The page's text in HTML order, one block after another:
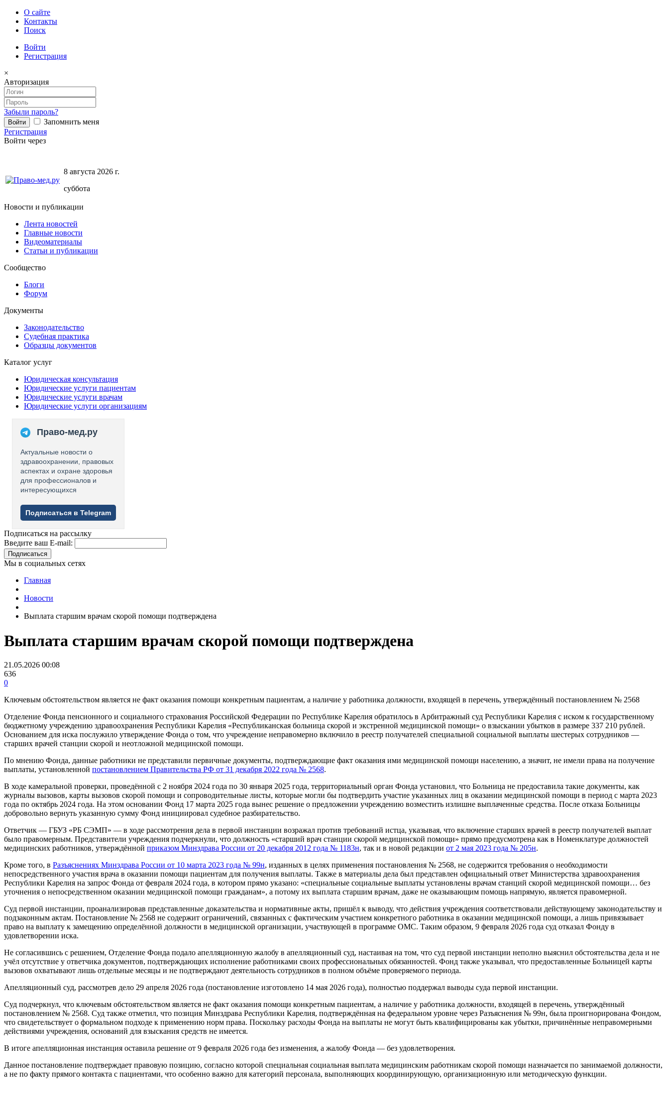
О сайте
Контакты
Поиск
Войти
Регистрация
×
Авторизация
Забыли пароль?
Запомнить меня
Регистрация
Войти через
8 августа 2026 г.
суббота
Новости и публикации
Лента новостей
Главные новости
Видеоматериалы
Статьи и публикации
Сообщество
Блоги
Форум
Документы
Законодательство
Судебная практика
Образцы документов
Каталог услуг
Юридическая консультация
Юридические услуги пациентам
Юридические услуги врачам
Юридические услуги организациям
Право-мед.ру
Актуальные новости о
здравоохранении, правовых
аспектах и охране здоровья
для профессионалов и
интересующихся
Подписаться в Telegram
Подписаться на рассылку
Введите ваш E-mail:
Подписаться
Мы в социальных сетях
Главная
Новости
Выплата старшим врачам скорой помощи подтверждена
Выплата старшим врачам скорой помощи подтверждена
21.05.2026 00:08
636
0
Ключевым обстоятельством является не факт оказания помощи конкретным пациентам, а наличие у работника должности, входящей в перечень, утверждённый постановлением № 2568
Отделение Фонда пенсионного и социального страхования Российской Федерации по Республике Карелия обратилось в Арбитражный суд Республики Карелия с иском к государственному
бюджетному учреждению здравоохранения Республики Карелия «Республиканская больница скорой и экстренной медицинской помощи» о взыскании убытков в размере 337 210 рублей.
Основанием для иска послужило утверждение Фонда о том, что учреждение неправомерно включило в реестр получателей специальной социальной выплаты шестерых сотрудников —
старших врачей станции скорой и неотложной медицинской помощи.
По мнению Фонда, данные работники не представили первичные документы, подтверждающие факт оказания ими медицинской помощи населению, а значит, не имели права на получение
выплаты, установленной постановлением Правительства РФ от 31 декабря 2022 года № 2568.
В ходе камеральной проверки, проведённой с 2 ноября 2024 года по 30 января 2025 года, территориальный орган Фонда установил, что Больница не предоставила такие документы, как
журналы вызовов, карты вызовов скорой помощи и сопроводительные листы, которые могли бы подтвердить участие указанных лиц в оказании медицинской помощи в период с марта 2023
года по октябрь 2024 года. На этом основании Фонд 17 марта 2025 года вынес решение о предложении учреждению возместить излишне выплаченные средства. После отказа Больницы
добровольно вернуть указанную сумму Фонд инициировал судебное разбирательство.
Ответчик — ГБУЗ «РБ СЭМП» — в ходе рассмотрения дела в первой инстанции возражал против требований истца, указывая, что включение старших врачей в реестр получателей выплат
было правомерным. Представители учреждения подчеркнули, что должность «старший врач станции скорой медицинской помощи» прямо предусмотрена как в Номенклатуре должностей
медицинских работников, утверждённой приказом Минздрава России от 20 декабря 2012 года № 1183н, так и в новой редакции от 2 мая 2023 года № 205н.
Кроме того, в Разъяснениях Минздрава России от 10 марта 2023 года № 99н, изданных в целях применения постановления № 2568, не содержится требования о необходимости
непосредственного участия врача в оказании помощи пациентам для получения выплаты. Также в материалы дела был представлен официальный ответ Министерства здравоохранения
Республики Карелия на запрос Фонда от февраля 2024 года, в котором прямо указано: «специальные социальные выплаты установлены врачам станций скорой медицинской помощи… без
уточнения о непосредственном оказании медицинской помощи гражданам», а потому их выплата старшим врачам, даже не оказывающим помощь напрямую, является правомерной.
Суд первой инстанции, проанализировав представленные доказательства и нормативные акты, пришёл к выводу, что действия учреждения соответствовали действующему законодательству и
подзаконным актам. Постановление № 2568 не содержит ограничений, связанных с фактическим участием конкретного работника в оказании медицинской помощи, а лишь привязывает
право на выплату к замещению определённой должности в медицинской организации, участвующей в программе ОМС. Таким образом, 9 февраля 2026 года суд отказал Фонду в
удовлетворении иска.
Не согласившись с решением, Отделение Фонда подало апелляционную жалобу в апелляционный суд, настаивая на том, что суд первой инстанции неполно выяснил обстоятельства дела и не
учёл отсутствие у ответчика документов, подтверждающих исполнение работниками своих профессиональных обязанностей. Фонд также указывал, что предоставленные Больницей карты
вызовов охватывают лишь отдельные месяцы и не подтверждают деятельность сотрудников в полном объёме проверяемого периода.
Апелляционный суд, рассмотрев дело 29 апреля 2026 года (постановление изготовлено 14 мая 2026 года), полностью поддержал выводы суда первой инстанции.
Суд подчеркнул, что ключевым обстоятельством является не факт оказания помощи конкретным пациентам, а наличие у работника должности, входящей в перечень, утверждённый
постановлением № 2568. Суд также отметил, что позиция Минздрава Республики Карелия, подтверждённая на федеральном уровне через Разъяснения № 99н, была проигнорирована Фондом,
что свидетельствует о формальном подходе к применению норм права. Поскольку расходы Фонда на выплаты не могут быть квалифицированы как убытки, причинённые неправомерными
действиями учреждения, оснований для взыскания средств не имеется.
В итоге апелляционная инстанция оставила решение от 9 февраля 2026 года без изменения, а жалобу Фонда — без удовлетворения.
Данное постановление подтверждает правовую позицию, согласно которой специальная социальная выплата медицинским работникам скорой помощи назначается по занимаемой должности,
а не по факту прямого контакта с пациентами, что особенно важно для категорий персонала, выполняющих координирующую, организационную или методическую функции.